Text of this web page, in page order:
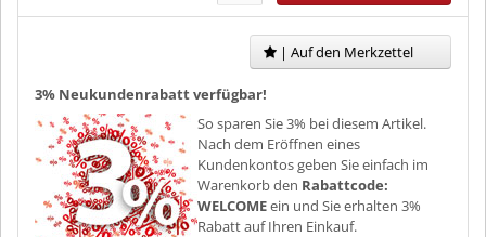
| Auf den Merkzettel
3% Neukundenrabatt verfügbar!
So sparen Sie 3% bei diesem Artikel.
Nach dem Eröffnen eines
Kundenkontos geben Sie einfach im
Warenkorb den Rabattcode:
WELCOMEein und Sie erhalten 3%
Rabatt auf Ihren Einkauf.